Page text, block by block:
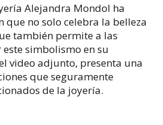
Alejandra Mondol ha
que no solo celebra la belleza
también permite a las
simbolismo en su
video adjunto, presenta una
que seguramente
de la joyería.